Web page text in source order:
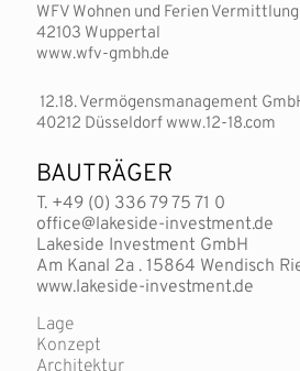
WFV Wohnen und Ferien
42103 Wuppertal
www.wfv-gmbh.de
12.18. Vermögensmanagement
40212 Düsseldorf www.12-18.com
BAUTRÄGER
T. +49 (0) 336 79 75 71 0
office@lakeside-investment.de
Lakeside Investment GmbH
Am Kanal 2a . 15864 Wendisch
www.lakeside-investment.de
Lage
Konzept